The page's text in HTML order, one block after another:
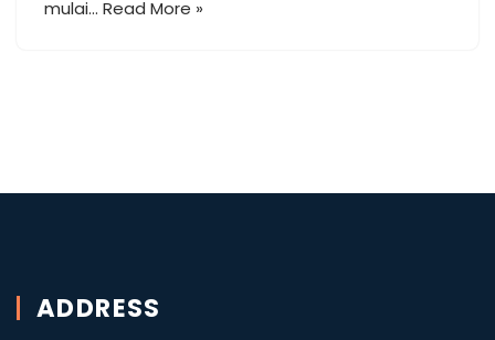
mulai… Read More »
ADDRESS